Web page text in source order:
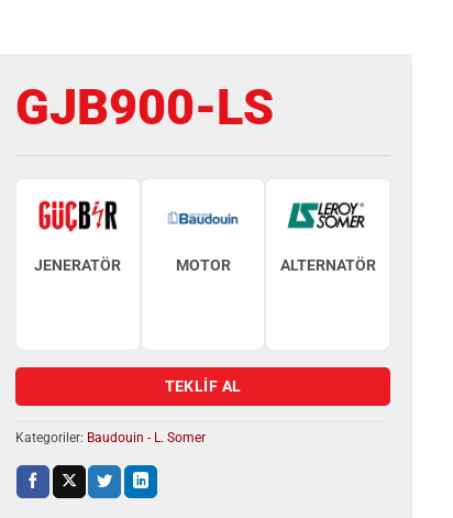
GJB900-LS
JENERATÖR MOTOR ALTERNATÖR
TEKLİF AL
Kategoriler: Baudouin - L. Somer